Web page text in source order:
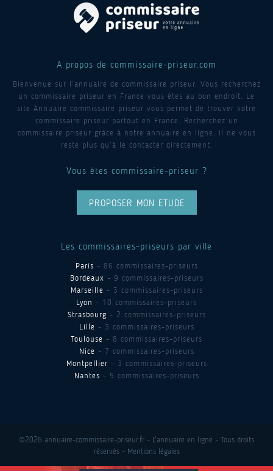
A propos de commissaire-priseur.com
Bienvenue sur l’annuaire de commissaire priseur. Vous recherchez
un commissaire priseur en France vous êtes au bon endroit. Le
site Annuaire commissaire priseur vous permet de trouver votre
commissaire priseur partout en France. Recherchez un
commissaire priseur grâce à notre annuaire en ligne, il ne vous
reste plus qu’à le contacter directement.
Vous êtes commissaire-priseur ?
PROPOSER MON ETUDE
Les commissaires-priseurs par ville
Paris - 86 commissaires-priseurs
Bordeaux - 9 commissaires-priseurs
Marseille - 3 commissaires-priseurs
Lyon - 10 commissaires-priseurs
Strasbourg - 2 commissaires-priseurs
Lille - 3 commissaires-priseurs
Toulouse - 8 commissaires-priseurs
Nice - 7 commissaires-priseurs
Montpellier - 3 commissaires-priseurs
Nantes - 5 commissaires-priseurs
©2026 annuaire-commissaire-priseur.fr - L'annuaire en ligne - Tous droits
réservés - Mentions légales